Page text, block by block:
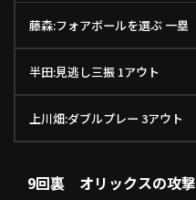
藤森:フォアボールを選ぶ 一塁
半田:見逃し三振 1アウト
上川畑:ダブルプレー 3アウト
9回裏 オリックスの攻撃